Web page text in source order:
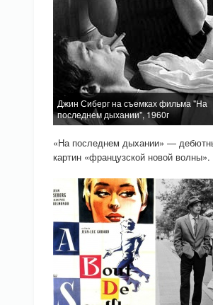
Джин Сиберг на съемках фильма "На
последнем дыхании", 1960г
«На последнем дыхании» —
картин «французской новой волны».